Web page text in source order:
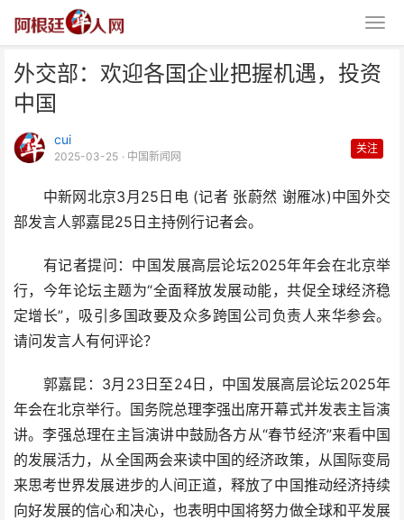
外交部：欢迎各国企业把握机遇，投资
中国
cui
2025-03-25 · 中国新闻网
关注
中新网北京3月25日电 (记者 张蔚然 谢雁冰)中国外交
部发言人郭嘉昆25日主持例行记者会。
有记者提问：中国发展高层论坛2025年年会在北京举
行，今年论坛主题为“全面释放发展动能，共促全球经济稳
定增长”，吸引多国政要及众多跨国公司负责人来华参会。
请问发言人有何评论？
郭嘉昆：3月23日至24日，中国发展高层论坛2025年
年会在北京举行。国务院总理李强出席开幕式并发表主旨演
讲。李强总理在主旨演讲中鼓励各方从“春节经济”来看中国
的发展活力，从全国两会来读中国的经济政策，从国际变局
来思考世界发展进步的人间正道，释放了中国推动经济持续
向好发展的信心和决心，也表明中国将努力做全球和平发展
外交部：欢迎各国企业把握机遇，